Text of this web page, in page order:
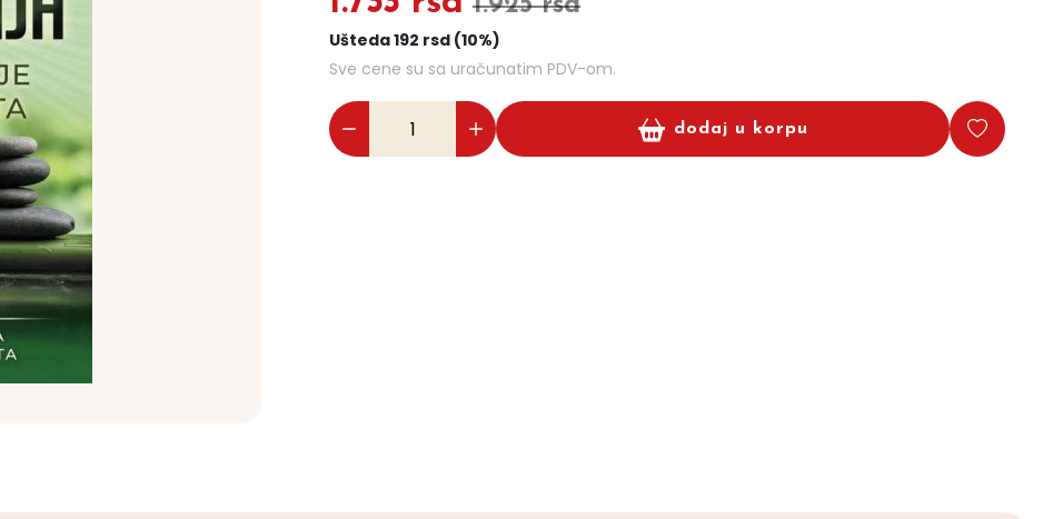
1.925 rsd
Ušteda 192 rsd (10%)
Sve cene su sa uračunatim PDV-om.
dodaj u korpu